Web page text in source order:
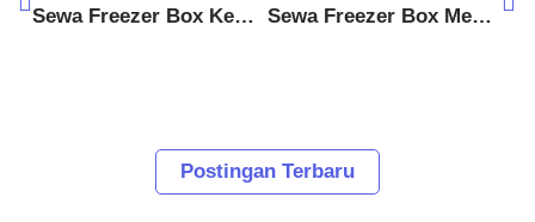
Sewa Freezer Box Kemang Sewa Freezer Box Menteng
Postingan Terbaru